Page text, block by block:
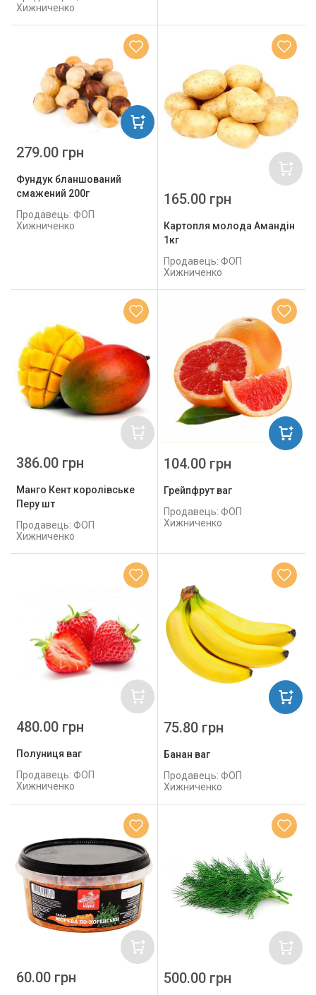
Хижниченко
Фундук бланшований
смажений 200г
Продавець: ФОП
Хижниченко
279.00 грн
Картопля молода Амандін
1кг
Продавець: ФОП
Хижниченко
165.00 грн
Манго Кент королівське
Перу шт
Продавець: ФОП
Хижниченко
386.00 грн
Грейпфрут ваг
Продавець: ФОП
Хижниченко
104.00 грн
Полуниця ваг
Продавець: ФОП
Хижниченко
480.00 грн
Банан ваг
Продавець: ФОП
Хижниченко
75.80 грн
60.00 грн 500.00 грн